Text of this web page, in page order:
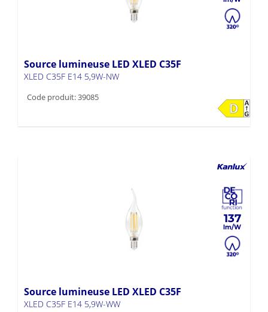
Source lumineuse LED XLED C35F
XLED C35F E14 5,9W-NW
Code produit: 39085
137
Source lumineuse LED XLED C35F
XLED C35F E14 5,9W-WW